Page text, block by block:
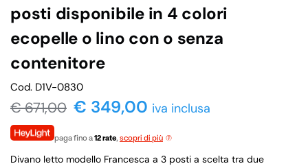
posti disponibile in 4 colori
ecopelle o lino con o senza
contenitore
Cod. D1V-0830
€671,00 € 349,00 iva inclusa
paga fino a12 rate, scopri di più
Divano letto modello Francesca a 3 posti a scelta tra due